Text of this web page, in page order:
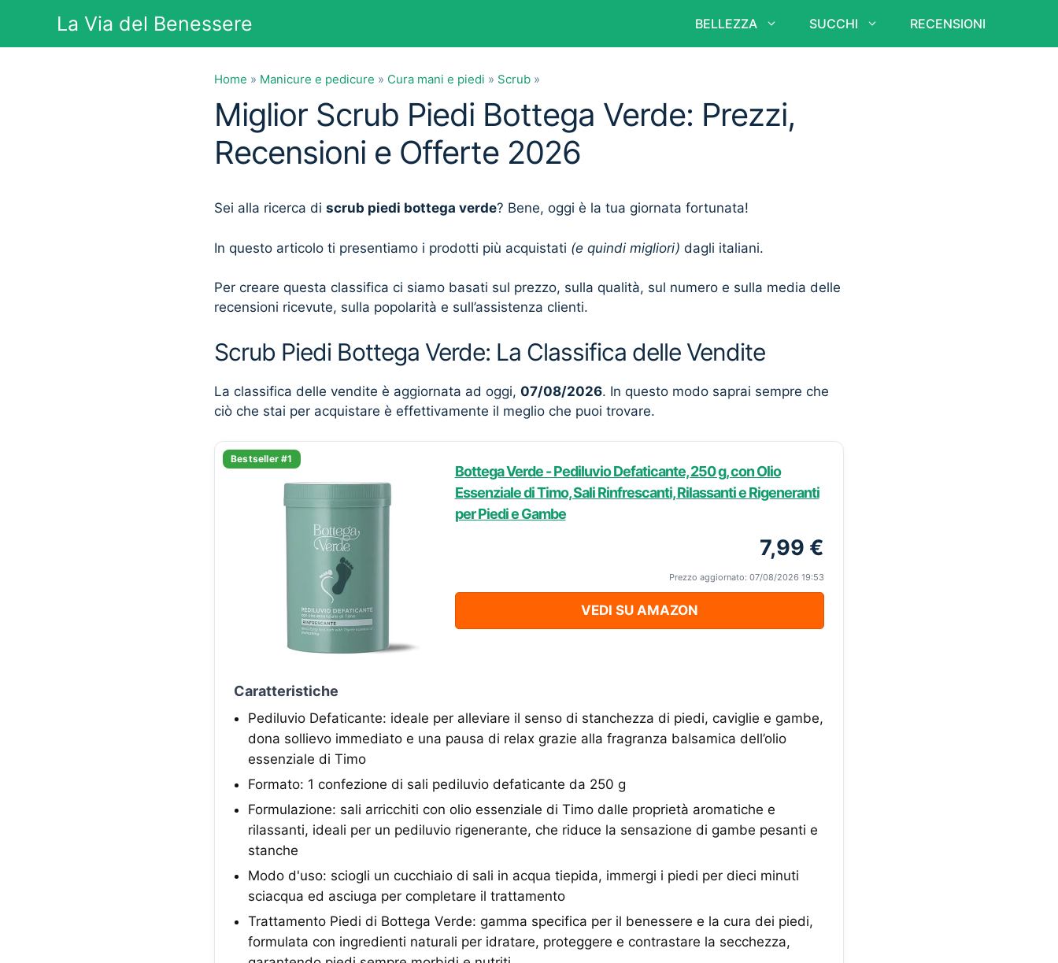
contenuto
La Via del Benessere BELLEZZA SUCCHI RECENSIONI
Home » Manicure e pedicure » Cura mani e piedi » Scrub »
Miglior Scrub Piedi Bottega Verde: Prezzi,
Recensioni e Offerte 2026
Sei alla ricerca di scrub piedi bottega verde? Bene, oggi è la tua giornata fortunata!
In questo articolo ti presentiamo i prodotti più acquistati (e quindi migliori) dagli italiani.
Per creare questa classifica ci siamo basati sul prezzo, sulla qualità, sul numero e sulla media delle
recensioni ricevute, sulla popolarità e sull’assistenza clienti.
Scrub Piedi Bottega Verde: La Classifica delle Vendite
La classifica delle vendite è aggiornata ad oggi, 07/08/2026. In questo modo saprai sempre che
ciò che stai per acquistare è effettivamente il meglio che puoi trovare.
Bestseller #1
Bottega Verde - Pediluvio Defaticante, 250 g, con Olio
Essenziale di Timo, Sali Rinfrescanti, Rilassanti e Rigeneranti
per Piedi e Gambe
7,99 €
Prezzo aggiornato: 07/08/2026 19:53
VEDI SU AMAZON
Caratteristiche
Pediluvio Defaticante: ideale per alleviare il senso di stanchezza di piedi, caviglie e gambe,
dona sollievo immediato e una pausa di relax grazie alla fragranza balsamica dell’olio
essenziale di Timo
Formato: 1 confezione di sali pediluvio defaticante da 250 g
Formulazione: sali arricchiti con olio essenziale di Timo dalle proprietà aromatiche e
rilassanti, ideali per un pediluvio rigenerante, che riduce la sensazione di gambe pesanti e
stanche
Modo d'uso: sciogli un cucchiaio di sali in acqua tiepida, immergi i piedi per dieci minuti
sciacqua ed asciuga per completare il trattamento
Trattamento Piedi di Bottega Verde: gamma specifica per il benessere e la cura dei piedi,
formulata con ingredienti naturali per idratare, proteggere e contrastare la secchezza,